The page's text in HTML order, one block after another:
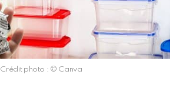
Crédit photo : © Canva